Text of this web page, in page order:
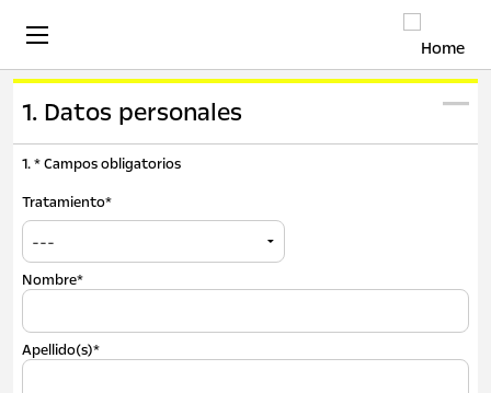
1. Datos personales
1. * Campos obligatorios
Tratamiento*
Nombre*
Apellido(s)*